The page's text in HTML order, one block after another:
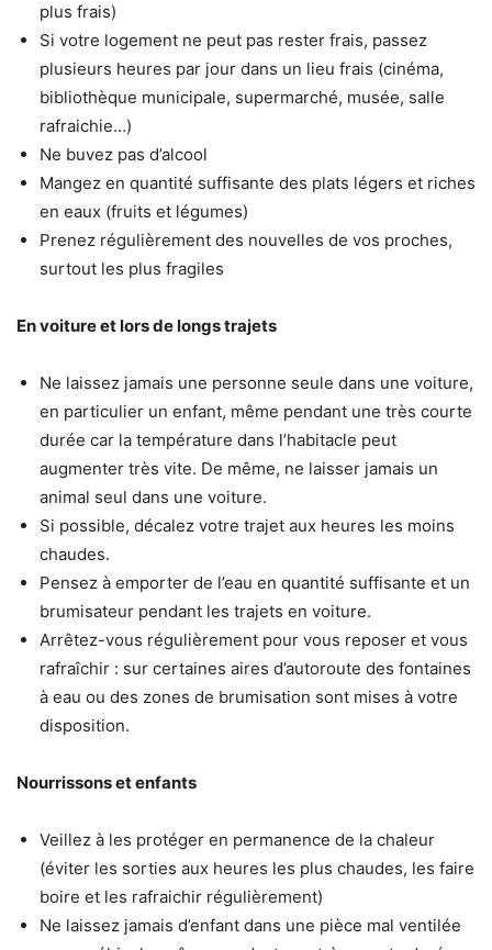
plus frais)
Si votre logement ne peut pas rester frais, passez
plusieurs heures par jour dans un lieu frais (cinéma,
bibliothèque municipale, supermarché, musée, salle
rafraichie…)
Ne buvez pas d’alcool
Mangez en quantité suffisante des plats légers et riches
en eaux (fruits et légumes)
Prenez régulièrement des nouvelles de vos proches,
surtout les plus fragiles
En voiture et lors de longs trajets
Ne laissez jamais une personne seule dans une voiture,
en particulier un enfant, même pendant une très courte
durée car la température dans l’habitacle peut
augmenter très vite. De même, ne laisser jamais un
animal seul dans une voiture.
Si possible, décalez votre trajet aux heures les moins
chaudes.
Pensez à emporter de l’eau en quantité suffisante et un
brumisateur pendant les trajets en voiture.
Arrêtez-vous régulièrement pour vous reposer et vous
rafraîchir : sur certaines aires d’autoroute des fontaines
à eau ou des zones de brumisation sont mises à votre
disposition.
Nourrissons et enfants
Veillez à les protéger en permanence de la chaleur
(éviter les sorties aux heures les plus chaudes, les faire
boire et les rafraichir régulièrement)
Ne laissez jamais d’enfant dans une pièce mal ventilée